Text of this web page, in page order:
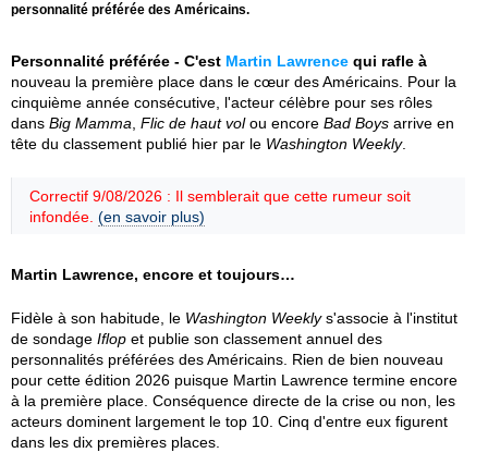
personnalité préférée des Américains.
Personnalité préférée - C'est Martin Lawrence qui rafle à
nouveau la première place dans le cœur des Américains. Pour la
cinquième année consécutive, l'acteur célèbre pour ses rôles
dans Big Mamma Flic de haut volou encore Bad Boys arrive en
tête du classement publié hier par le Washington Weekly.
Correctif 9/08/2026 : Il semblerait que cette rumeur soit
infondée. (en savoir plus)
Martin Lawrence, encore et toujours…
Fidèle à son habitude, le Washington Weeklys'associe à l'institut
de sondage Iflop et publie son classement annuel des
personnalités préférées des Américains. Rien de bien nouveau
pour cette édition 2026 puisque Martin Lawrence termine encore
à la première place. Conséquence directe de la crise ou non, les
acteurs dominent largement le top 10. Cinq d'entre eux figurent
dans les dix premières places.